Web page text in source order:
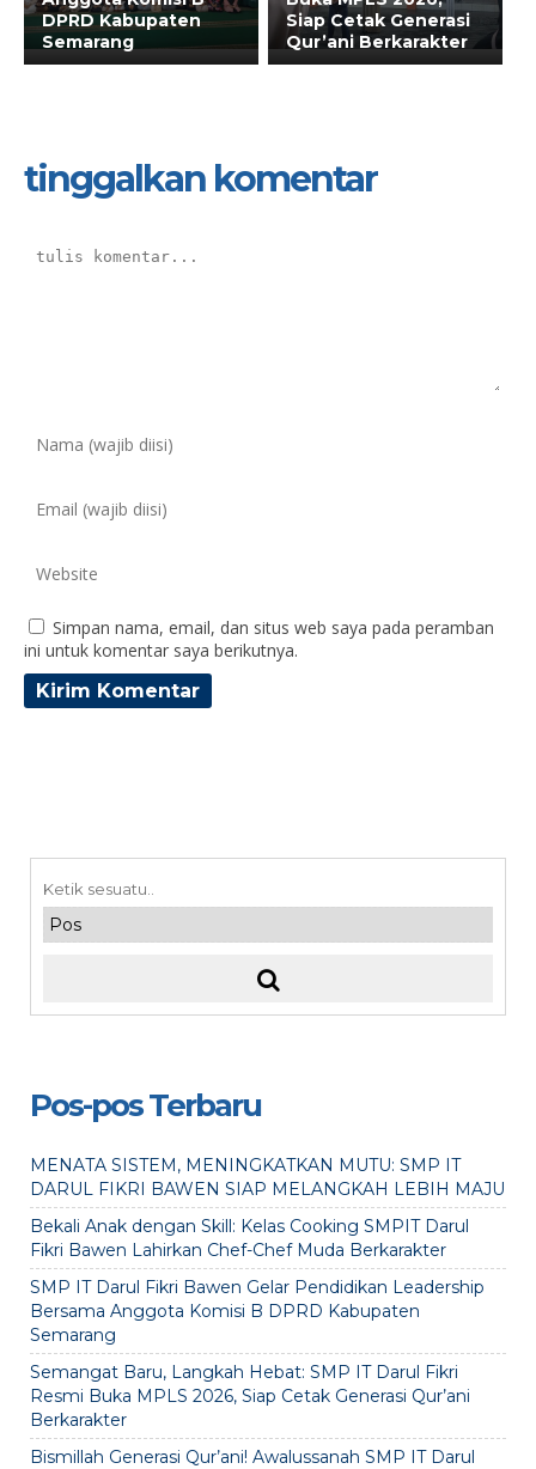
DPRD Kabupaten
Semarang
Siap Cetak Generasi
Qur’ani Berkarakter
tinggalkan komentar
Simpan nama, email, dan situs web saya pada peramban
ini untuk komentar saya berikutnya.
Pos-pos Terbaru
MENATA SISTEM, MENINGKATKAN MUTU: SMP IT
DARUL FIKRI BAWEN SIAP MELANGKAH LEBIH MAJU
Bekali Anak dengan Skill: Kelas Cooking SMPIT Darul
Fikri Bawen Lahirkan Chef-Chef Muda Berkarakter
SMP IT Darul Fikri Bawen Gelar Pendidikan Leadership
Bersama Anggota Komisi B DPRD Kabupaten
Semarang
Semangat Baru, Langkah Hebat: SMP IT Darul Fikri
Resmi Buka MPLS 2026, Siap Cetak Generasi Qur’ani
Berkarakter
Bismillah Generasi Qur’ani! Awalussanah SMP IT Darul